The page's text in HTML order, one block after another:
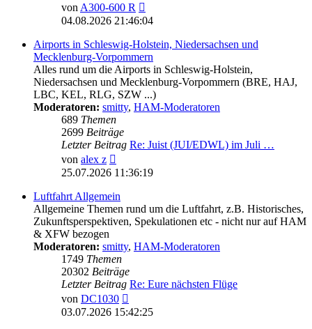
vonA300-600 R
Beitrag
04.08.2026 21:46:04
Airports in Schleswig-Holstein, Niedersachsen und
Mecklenburg-Vorpommern
Alles rund um die Airports in Schleswig-Holstein,
Niedersachsen und Mecklenburg-Vorpommern (BRE, HAJ,
LBC, KEL, RLG, SZW ...)
Moderatoren: smitty, HAM-Moderatoren
689 Themen
2699 Beiträge
Letzter Beitrag Re: Juist (JUI/EDWL) im Juli …
von alex z
Beitrag
25.07.2026 11:36:19
Luftfahrt Allgemein
Allgemeine Themen rund um die Luftfahrt, z.B. Historisches,
Zukunftsperspektiven, Spekulationen etc - nicht nur auf HAM
& XFW bezogen
Moderatoren: smitty, HAM-Moderatoren
1749 Themen
20302 Beiträge
Letzter Beitrag Re: Eure nächsten Flüge
von DC1030
Beitrag
03.07.2026 15:42:25